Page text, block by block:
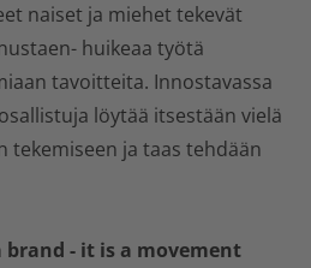
naiset ja miehet tekevät
huikeaa työtä
tavoitteita. Innostavassa
löytää itsestään vielä
tekemiseen ja taas tehdään
- it is a movement